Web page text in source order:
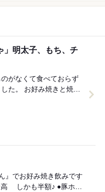
」明太子、もち、チ